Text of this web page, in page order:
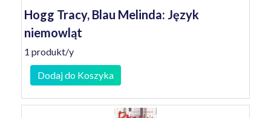
Hogg Tracy, Blau Melinda: Język
niemowląt
1 produkt/y
Dodaj do Koszyka